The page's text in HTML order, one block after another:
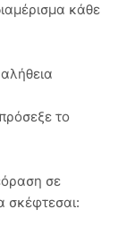
κάθε
το
σε
σκέφτεσαι: